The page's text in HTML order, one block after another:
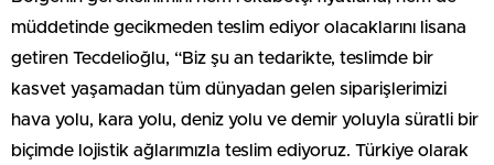
müddetinde gecikmeden teslim ediyor olacaklarını lisana
getiren Tecdelioğlu, “Biz şu an tedarikte, teslimde bir
kasvet yaşamadan tüm dünyadan gelen siparişlerimizi
hava yolu, kara yolu, deniz yolu ve demir yoluyla süratli bir
biçimde lojistik ağlarımızla teslim ediyoruz. Türkiye olarak